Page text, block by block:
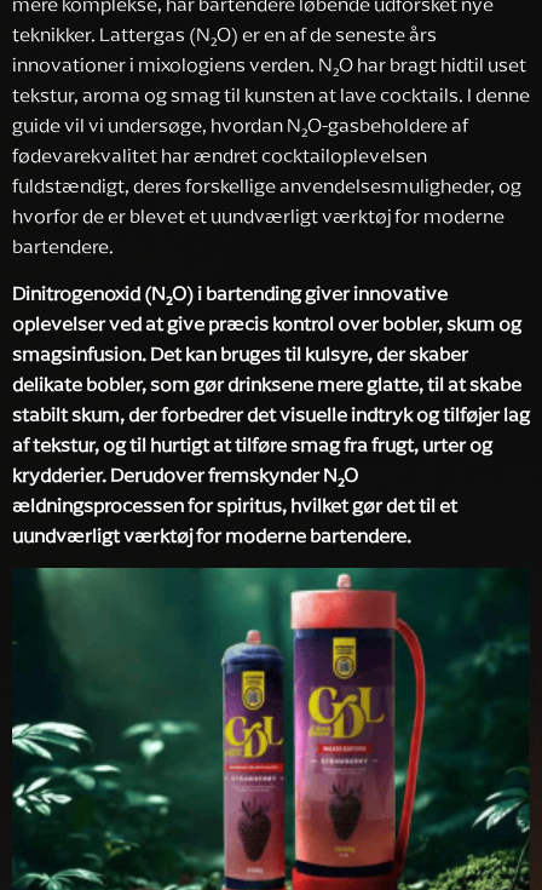
teknikker. Lattergas (N₂O) er en af de seneste års
innovationer i mixologiens verden. N₂O har bragt hidtil uset
tekstur, aroma og smag til kunsten at lave cocktails. I denne
guide vil vi undersøge, hvordan N₂O-gasbeholdere af
fødevarekvalitet har ændret cocktailoplevelsen
fuldstændigt, deres forskellige anvendelsesmuligheder, og
hvorfor de er blevet et uundværligt værktøj for moderne
bartendere.
Dinitrogenoxid (N₂O) i bartending giver innovative
oplevelser ved at give præcis kontrol over bobler, skum og
smagsinfusion. Det kan bruges til kulsyre, der skaber
delikate bobler, som gør drinksene mere glatte, til at skabe
stabilt skum, der forbedrer det visuelle indtryk og tilføjer lag
af tekstur, og til hurtigt at tilføre smag fra frugt, urter og
krydderier. Derudover fremskynder N₂O
ældningsprocessen for spiritus, hvilket gør det til et
uundværligt værktøj for moderne bartendere.